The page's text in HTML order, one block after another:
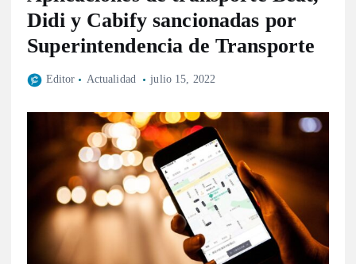
Didi y Cabify sancionadas por
Superintendencia de Transporte
Editor Actualidad julio 15, 2022